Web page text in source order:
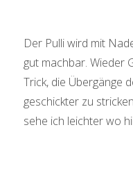
Der Pulli wird mit
gut machbar. Wieder
Trick, die Übergänge
geschickter zu
sehe ich leichter wo